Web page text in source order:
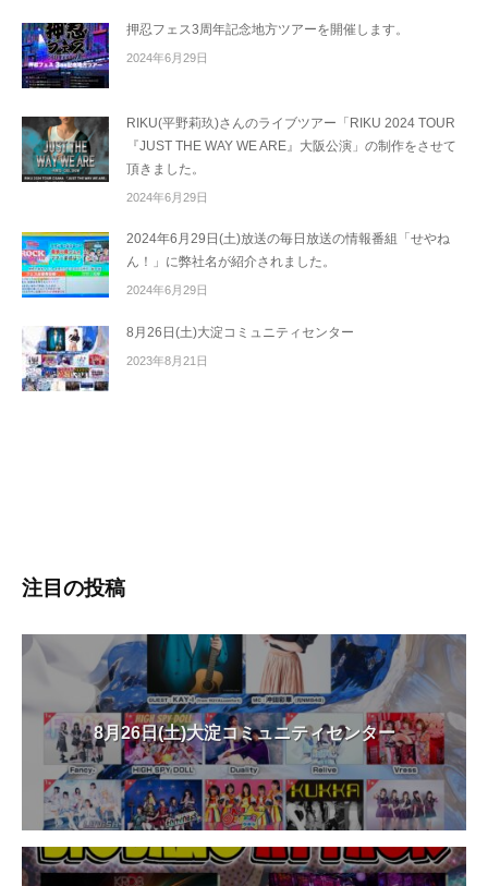
押忍フェス3周年記念地方ツアーを開催します。
2024年6月29日
RIKU(平野莉玖)さんのライブツアー「RIKU 2024 TOUR
『JUST THE WAY WE ARE』大阪公演」の制作をさせて
頂きました。
2024年6月29日
2024年6月29日(土)放送の毎日放送の情報番組「せやね
ん！」に弊社名が紹介されました。
2024年6月29日
8月26日(土)大淀コミュニティセンター
2023年8月21日
注目の投稿
8月26日(土)大淀コミュニティセンター